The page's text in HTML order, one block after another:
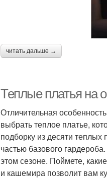
читать дальше →
Теплые платья на
Отличительная
выбрать теплое платье,
подборку из десяти
частью базового
этом сезоне. Поймете,
и кашемира позволит вам